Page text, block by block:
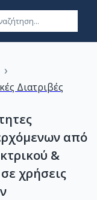
›
Διατριβές
από
&
χρήσεις